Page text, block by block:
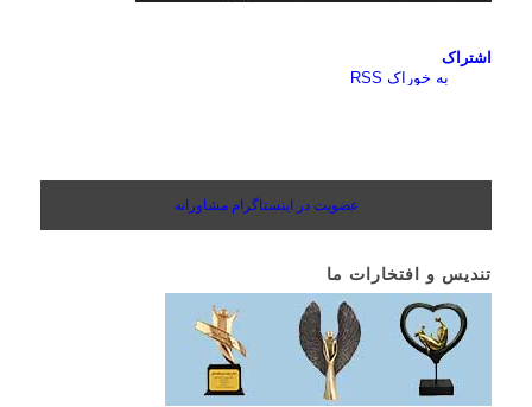
اشتراک
به خوراک RSS
عضویت در اینستاگرام مشاورانه
تندیس و افتخارات ما